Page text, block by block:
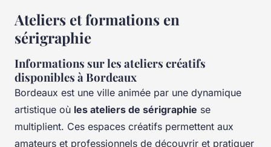
Ateliers et formations en
sérigraphie
Informations sur les ateliers créatifs
disponibles à Bordeaux
Bordeaux est une ville animée par une dynamique
artistique où les ateliers de sérigraphie se
multiplient. Ces espaces créatifs permettent aux
amateurs et professionnels de découvrir et pratiquer